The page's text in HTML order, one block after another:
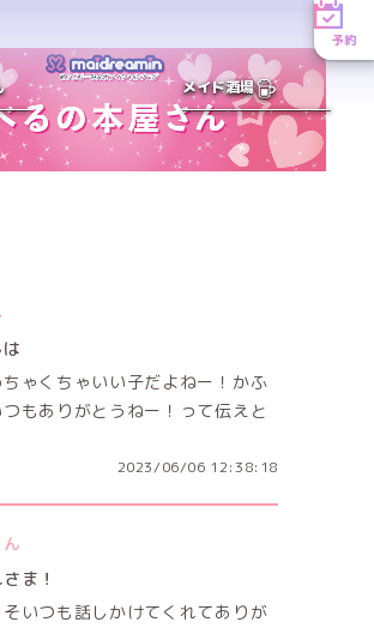
予約
メイド酒場
ゃくちゃいい子だよねー！かふ
もありがとうねー！って伝えと
2023/06/06 12:38:18
ま！
そいつも話しかけてくれてありが